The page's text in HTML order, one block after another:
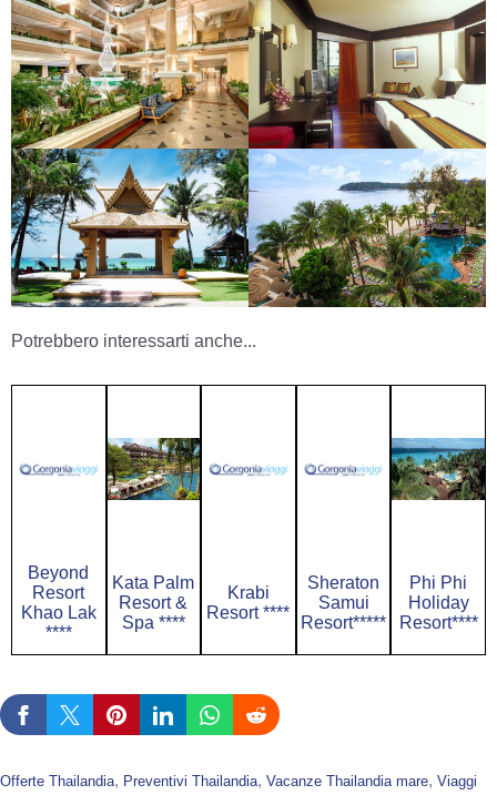
Potrebbero interessarti anche...
Beyond
Resort
Khao Lak
****
Kata Palm
Resort &
Spa ****
Krabi
Resort ****
Sheraton
Samui
Resort*****
Phi Phi
Holiday
Resort****
Offerte Thailandia, Preventivi Thailandia, Vacanze Thailandia mare, Viaggi